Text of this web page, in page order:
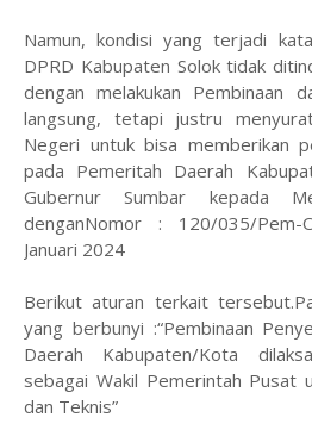
Namun, kondisi yang terjadi
DPRD Kabupaten Solok tidak
dengan melakukan Pembinaan
langsung, tetapi justru
Negeri untuk bisa memberikan
pada Pemeritah Daerah
Gubernur Sumbar kepada
denganNomor : 120/035/
Januari 2024
Berikut aturan terkait
yang berbunyi :“Pembinaan
Daerah Kabupaten/Kota
sebagai Wakil Pemerintah Pusat
dan Teknis”